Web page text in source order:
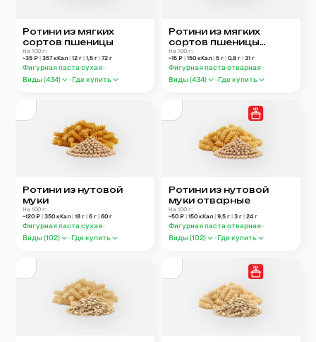
Ротини из мягких
сортов пшеницы
На 100 г:
~35 ₽| 357кКал| 12 г| 1,5 г| 72 г
Фигурная паста сухая
Виды (434) Где купить
Ротини из мягких
сортов пшеницы
отварные
На 100 г:
~15 ₽ | 150 кКал | 5 г | 0,8 г | 31 г
Фигурная паста отварная
Виды (434) Где купить
Ротини из нутовой
муки
На 100 г:
~120 ₽| 350 кКал| 18 г| 6 г| 60 г
Фигурная паста сухая
Виды (102) Где купить
Ротини из нутовой
муки отварные
На 100 г:
~50 ₽ | 150 кКал | 9,5 г | 3 г | 24 г
Фигурная паста отварная
Виды (102) Где купить